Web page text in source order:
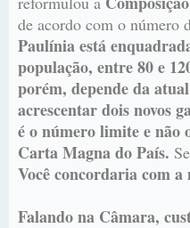
de acordo com o número
Paulínia está
população, entre 80 e
porém, depende da
acrescentar dois novos
é o número limite e não
Carta Magna do País.
Você concordaria com
Falando na Câmara,